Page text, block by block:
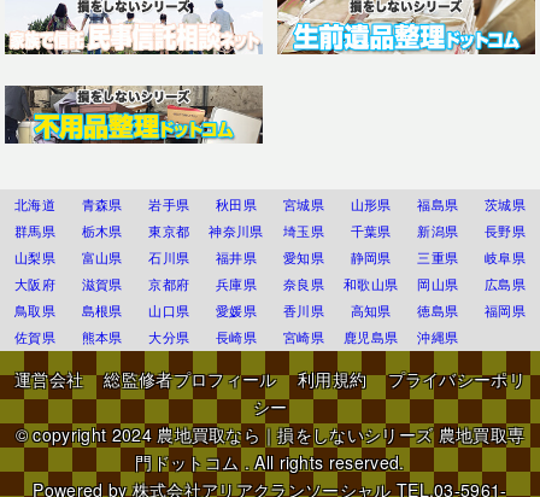
北海道 青森県 岩手県 秋田県 宮城県 山形県 福島県
茨城県
群馬県
栃木県 東京都 神奈川県 埼玉県 千葉県 新潟県
長野県
山梨県
富山県 石川県 福井県 愛知県 静岡県 三重県
岐阜県
大阪府
滋賀県 京都府 兵庫県 奈良県 和歌山県 岡山県
広島県
鳥取県
島根県 山口県 愛媛県 香川県 高知県 徳島県
福岡県
佐賀県
熊本県 大分県 長崎県 宮崎県 鹿児島県 沖縄県
運営会社 総監修者プロフィール 利用規約
プライバシーポリ
シー
© copyright 2024農地買取なら｜損をしないシリーズ 農地買取専
門ドットコム . All rights reserved.
Powered by株式会社アリアクランソーシャルTEL.03-5961-